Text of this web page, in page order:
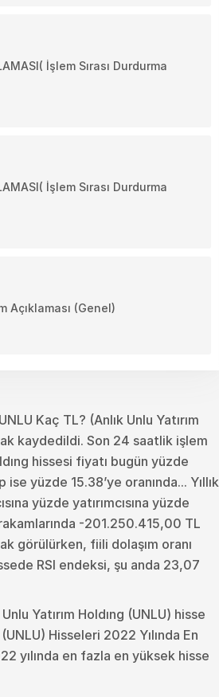
İşlem Sırası Durdurma
İşlem Sırası Durdurma
Açıklaması (Genel)
Kaç TL? (Anlık Unlu Yatırım
kaydedildi. Son 24 saatlik işlem
hissesi fiyatı bugün yüzde
yüzde 15.38’ye oranında... Yıllık
yüzde yatırımcısına yüzde
-201.250.415,00 TL
görülürken, fiili dolaşım oranı
RSI endeksi, şu anda 23,07
Yatırım Holdıng (UNLU) hisse
Hisseleri 2022 Yılında En
yılında en fazla en yüksek hisse